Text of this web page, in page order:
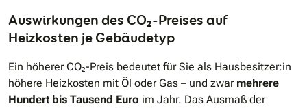
Auswirkungen des CO₂-Preises auf
Heizkosten je Gebäudetyp
Ein höherer CO₂-Preis bedeutet für Sie als Hausbesitzer:in
höhere Heizkosten mit Öl oder Gas – und zwar mehrere
Hundert bis Tausend Euro im Jahr. Das Ausmaß der